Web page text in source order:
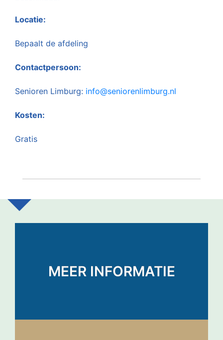
Locatie:
Bepaalt de afdeling
Contactpersoon:
Senioren Limburg: info@seniorenlimburg.nl
Kosten:
Gratis
MEER INFORMATIE